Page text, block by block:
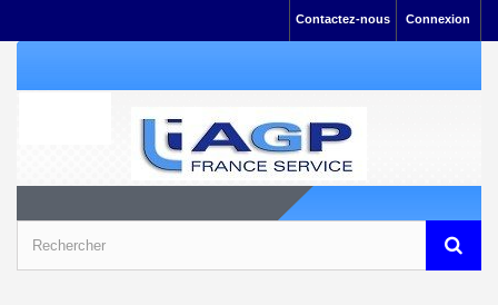
Connexion
Contactez-nous